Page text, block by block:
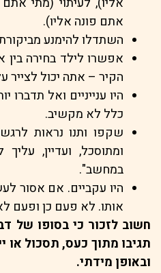
אתם פונה אליו).
השתדלו להימנע
אפשרו לילד בחירה בין
הקיר – אתה יכול לצייר
היו ענייניים ואל
כלל לא מקשיב.
שקפו ותנו נראות
ומתוסכל, ועדיין,
במחשב".
היו עקביים. אם אסור
אותו. לא פעם כן ופעם לא.
חשוב לזכור כי בסופו של
תגיבו מתוך כעס, תסכול או
ובאופן מידתי.